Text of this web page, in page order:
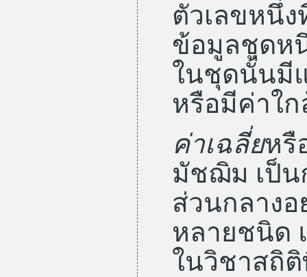
ตัวเลขหนึ่ง
ข้อมูลชุดห
ในชุดนั้นมี
หรือมีค่าใ
ค่าเฉลี่ยหรื
มัชฌิม เป็น
ส่วนกลาง
หลายชนิด
ในวิชาสถิ